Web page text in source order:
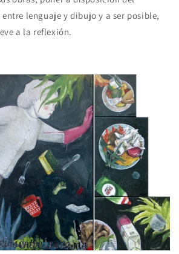
lenguaje y dibujo y a ser posible,
a la reflexión.